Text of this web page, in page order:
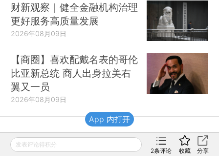
财新观察｜健全金融机构治理
更好服务高质量发展
2026年08月09日
【商圈】喜欢配戴名表的哥伦
比亚新总统 商人出身拉美右
翼又一员
2026年08月09日
财新移动
发表评论得积分
2条评论 收藏 分享
App 内打开